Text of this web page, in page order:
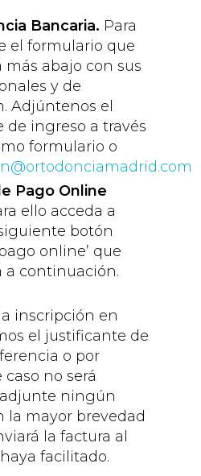
Bancaria. Para
el formulario que
más abajo con sus
y de
Adjúntenos el
de ingreso a través
formulario o
Pago Online
ello acceda a
botón
online’ que
a continuación.
inscripción en
el justificante de
o por
no será
ningún
la mayor brevedad
la factura al
facilitado.